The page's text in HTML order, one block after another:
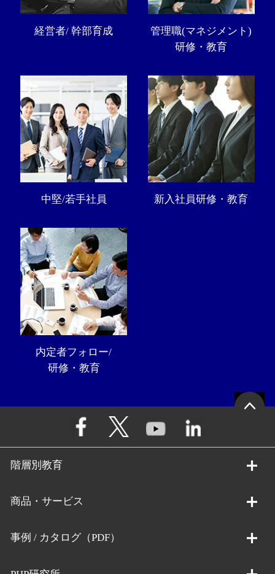
経営者/ 幹部育成
管理職(マネジメント)
研修・教育
中堅/若手社員 新入社員研修・教育
内定者フォロー/
研修・教育
階層別教育
商品・サービス
事例 / カタログ（PDF）